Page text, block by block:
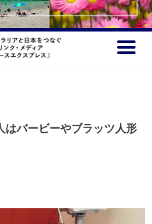
はバービーやブラッツ人形